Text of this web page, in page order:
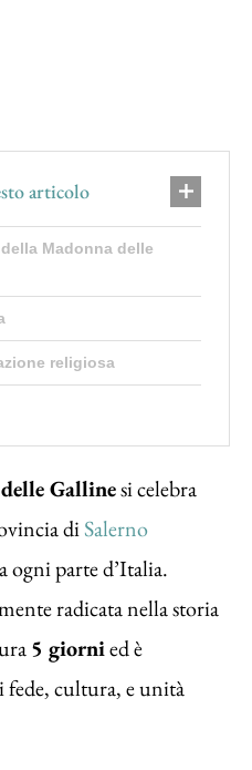
articolo
Madonna delle
religiosa
Gallinesi celebra
diSalerno
ogni parte d’Italia.
radicata nella storia
5 giornied è
fede, cultura, e unità